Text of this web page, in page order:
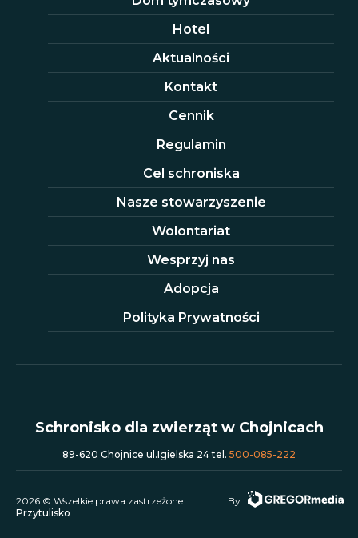
Hotel
Aktualności
Kontakt
Cennik
Regulamin
Cel schroniska
Nasze stowarzyszenie
Wolontariat
Wesprzyj nas
Adopcja
Polityka Prywatności
Schronisko dla zwierząt w Chojnicach
89-620 Chojnice ul.Igielska 24 tel. 500-085-222
2026 © Wszelkie prawa zastrzeżone.
Przytulisko
By